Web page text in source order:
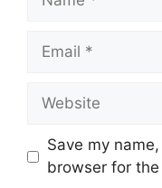
Email
Website
Save my
browser for